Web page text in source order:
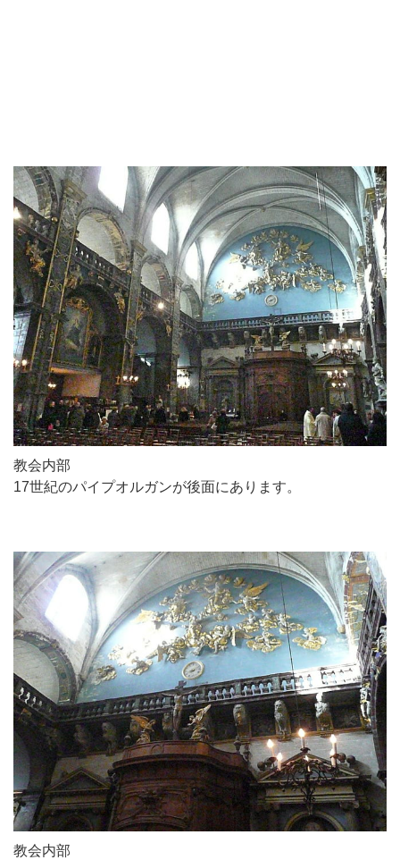
教会内部
17世紀のパイプオルガンが後面にあります。
教会内部